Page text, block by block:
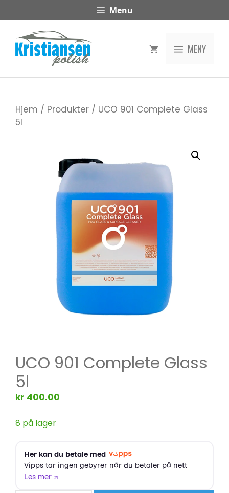
til
innhold
Menu
MENY
Hjem / Produkter / UCO 901 Complete Glass
5l
UCO 901 Complete Glass
5l
kr 400.00
8 på lager